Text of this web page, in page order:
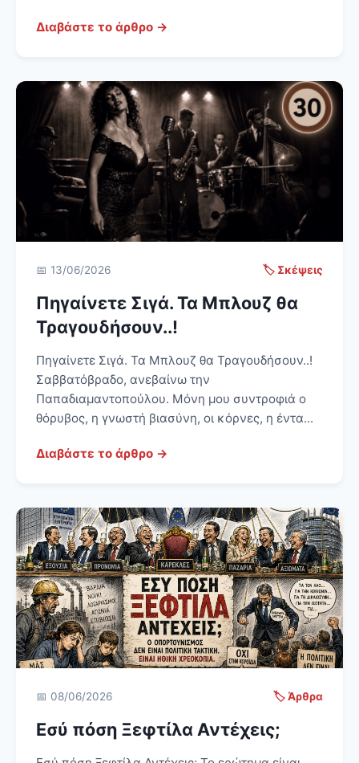
Διαβάστε το άρθρο →
📅 13/06/2026 🏷️ Σκέψεις
Πηγαίνετε Σιγά. Τα Μπλουζ θα
Τραγουδήσουν..!
Πηγαίνετε Σιγά. Τα Μπλουζ θα Τραγουδήσουν..!
Σαββατόβραδο, ανεβαίνω την
Παπαδιαμαντοπούλου. Μόνη μου συντροφιά ο
θόρυβος, η γνωστή βιασύνη, οι κόρνες, η έντα...
Διαβάστε το άρθρο →
📅 08/06/2026 🏷️ Άρθρα
Εσύ πόση Ξεφτίλα Αντέχεις;